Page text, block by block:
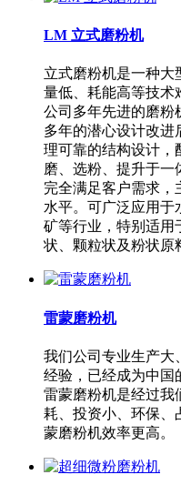
LM 立式磨粉机
立式磨粉机是一种大
量低、耗能高等技术
公司多年先进的磨粉
多年的潜心设计改进
理可靠的结构设计，
磨、选粉、提升于一
完全满足客户需求，
水平。可广泛应用于
矿等行业，特别适用
状、颗粒状及粉状原
雷蒙磨粉机
我们公司专业生产大
经验，已经成为中国
雷蒙磨粉机是经过我
耗、投资小、环保、
蒙磨粉机效率更高。